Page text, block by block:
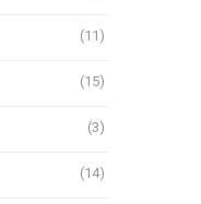
(11)
(15)
(3)
(14)